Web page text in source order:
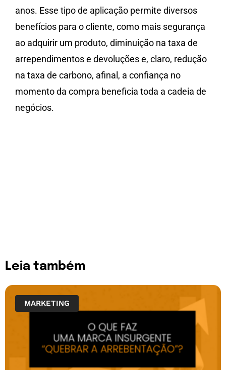
anos. Esse tipo de aplicação permite diversos
benefícios para o cliente, como mais segurança
ao adquirir um produto, diminuição na taxa de
arrependimentos e devoluções e, claro, redução
na taxa de carbono, afinal, a confiança no
momento da compra beneficia toda a cadeia de
negócios.
Leia também
MARKETING